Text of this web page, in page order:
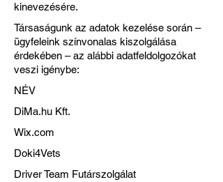
kinevezésére.
Társaságunk az adatok kezelése során –
ügyfeleink színvonalas kiszolgálása
érdekében – az alábbi adatfeldolgozókat
veszi igénybe:
NÉV
DiMa.hu Kft.
Wix.com
Doki4Vets
Driver Team Futárszolgálat